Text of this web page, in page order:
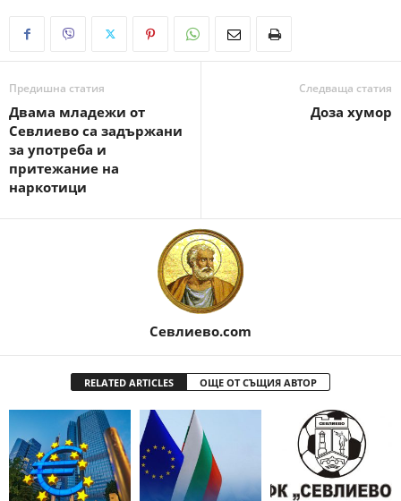
Предишна статия
Двама младежи от
Севлиево са задържани
за употреба и
притежание на
наркотици
Следваща статия
Доза хумор
Севлиево.com
RELATED ARTICLES ОЩЕ ОТ СЪЩИЯ АВТОР